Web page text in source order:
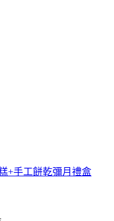
+手工餅乾彌月禮盒